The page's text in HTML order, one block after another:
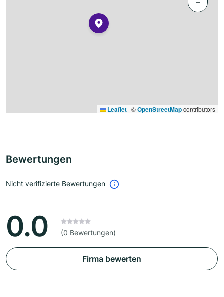
−
Leaflet | ©OpenStreetMapcontributors
Bewertungen
Nicht verifizierte Bewertungen
0.0 (0 Bewertungen)
Firma bewerten